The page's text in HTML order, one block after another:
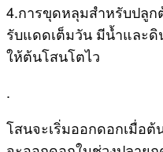
4.การขุดหลุมสำหรับปลู
รับแดดเต็มวัน มีน้ำและ
ให้ต้นโสนโตไว
.
โสนจะเริ่มออกดอกเมื่อ